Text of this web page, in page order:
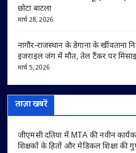
छोटा बाटला
मार्च 28, 2026
नागौर-राजस्थान के डेगाना के खींवताना
इजराइल जंग में मौत, तेल टैंकर पर
मार्च 5, 2026
ताज़ा खबरें
जीएमसी दतिया में MTA की नवीन
शिक्षकों के हितों और मेडिकल शिक्षा की